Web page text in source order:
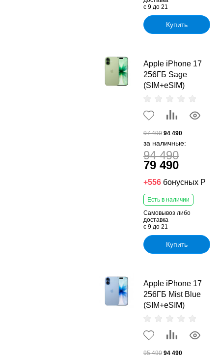
с 9 до 21
Купить
Apple iPhone 17
256ГБ Sage
(SIM+eSIM)
97 490 94 490
за наличные:
94 490
79 490
+556 бонусных Р
Есть в наличии
Самовывоз либо
доставка
с 9 до 21
Купить
Apple iPhone 17
256ГБ Mist Blue
(SIM+eSIM)
95 490 94 490